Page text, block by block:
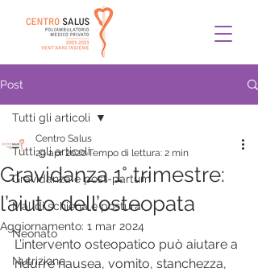
Post
Tutti gli articoli
Gravidanza e post-partum
Mal di schiena e postura
Neonato
Nutrizione
Tutti gli articoli
Gravidanza 1° trimestre:
l’aiuto dell’osteopata
Centro Salus
29 apr 2020Tempo di lettura: 2 min
Aggiornamento: 1 mar 2024
L’intervento osteopatico può aiutare a
ridurre nausea, vomito, stanchezza,